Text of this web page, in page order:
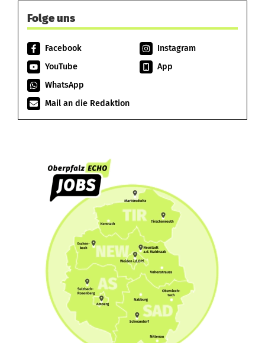
Folge uns
Facebook
Instagram
YouTube
App
WhatsApp
Mail an die Redaktion